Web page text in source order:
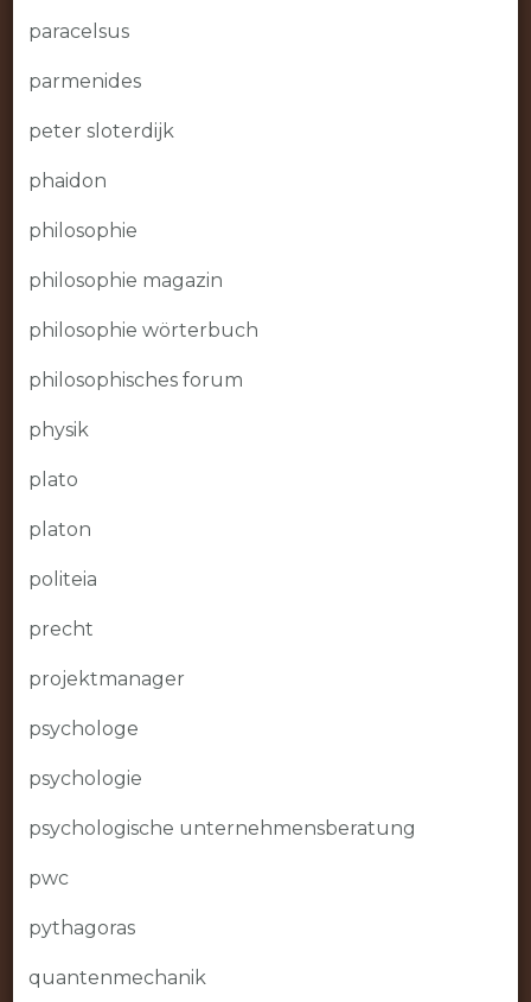
paracelsus
parmenides
peter sloterdijk
phaidon
philosophie
philosophie magazin
philosophie wörterbuch
philosophisches forum
physik
plato
platon
politeia
precht
projektmanager
psychologe
psychologie
psychologische unternehmensberatung
pwc
pythagoras
quantenmechanik